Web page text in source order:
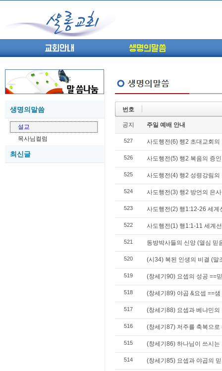
교회안내 생명의말씀
생명의말씀
설교
목사님컬럼
최신글
05-27 (고린도전서13) 고전8:1-13 ...
05-26 (고린도전서12) 고전7:23-40 ...
05-21 (고린도전서11) 고전6:9-20 ...
05-20 (고린도전서9) 고전5:1-13 ...
(고린도전서8) 고전4 9-21 교...
05-18 (고린도전서7) 고전4:1-8 판...
번호
공지 주일 예배 안내
527 사도행전(6) 행2 초대교회의
526 사도행전(5) 행2 복음의 증
525 사도행전(4) 행2 성령강림의
524 사도행전(3) 행2 방언의 은사
523 사도행전(2) 행1:12-26 세계
522 사도행전(1) 행1:1-11 세계
521 동방박사들의 신앙 (열심 믿
520 (시34) 복된 인생의 비결 (말
519 (창세기90) 요셉의 성공 ==
518 (창세기89) 야곱 &요셉 ==
517 (창세기88) 요셉과 베냐민의
516 (창세기87) 저주를 축복으로
515 (창세기86) 하나님이 쓰시
514 (창세기85) 요셉과 야곱의